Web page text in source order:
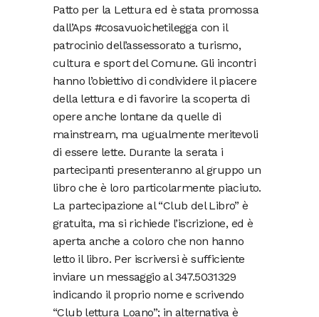
Patto per la Lettura ed è stata promossa
dall’Aps #cosavuoichetilegga con il
patrocinio dell’assessorato a turismo,
cultura e sport del Comune. Gli incontri
hanno l’obiettivo di condividere il piacere
della lettura e di favorire la scoperta di
opere anche lontane da quelle di
mainstream, ma ugualmente meritevoli
di essere lette. Durante la serata i
partecipanti presenteranno al gruppo un
libro che è loro particolarmente piaciuto.
La partecipazione al “Club del Libro” è
gratuita, ma si richiede l’iscrizione, ed è
aperta anche a coloro che non hanno
letto il libro. Per iscriversi è sufficiente
inviare un messaggio al 347.5031329
indicando il proprio nome e scrivendo
“Club lettura Loano”; in alternativa è